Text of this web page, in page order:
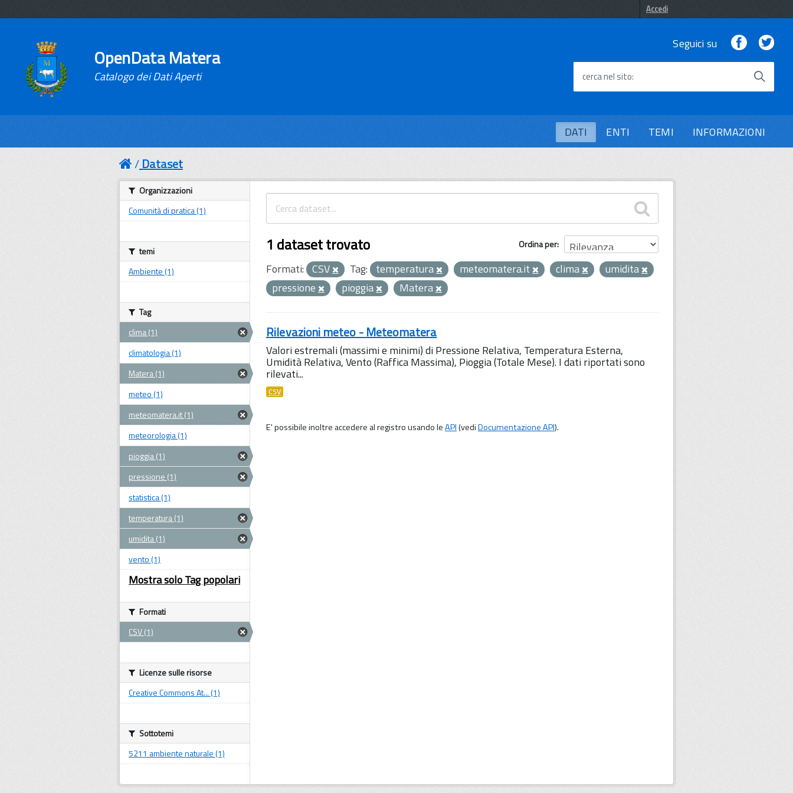
Accedi
OpenData Matera
Catalogo dei Dati Aperti
Seguici su Facebook
cerca nel sito
DATI ENTI TEMI INFORMAZIONI
Dataset
Ordina per
1 dataset trovato
Formati: CSV Tag: temperatura meteomatera.it clima
umidita
pressione
pioggia Matera
Rilevazioni meteo - Meteomatera
Valori estremali (massimi e minimi) di Pressione Relativa, Temperatura Esterna,
Umidità Relativa, Vento (Raffica Massima), Pioggia (Totale Mese). I dati riportati sono
rilevati...
CSV
E' possibile inoltre accedere al registro usando leAPI(vediDocumentazione API).
Organizzazioni
Comunità di pratica (1)
temi
Ambiente (1)
Tag
clima (1)
climatologia (1)
Matera (1)
meteo (1)
meteomatera.it (1)
meteorologia (1)
pioggia (1)
pressione (1)
statistica (1)
temperatura (1)
umidita (1)
vento (1)
Mostra solo Tag popolari
Formati
CSV (1)
Licenze sulle risorse
Creative Commons At... (1)
Sottotemi
5211 ambiente naturale (1)